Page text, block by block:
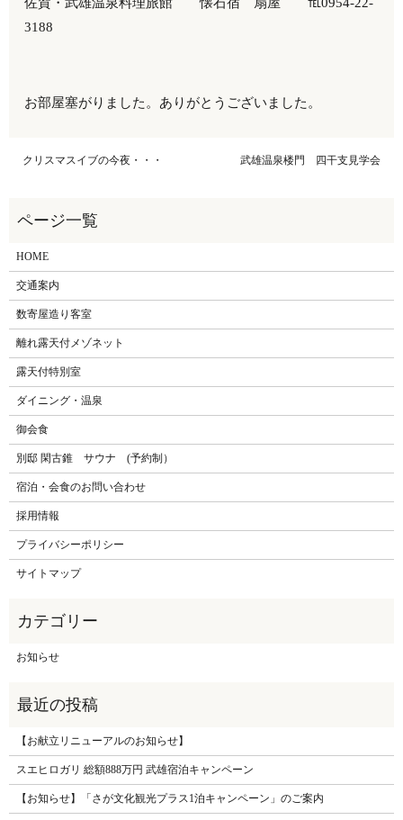
3188
お部屋塞がりました。ありがとうございました。
クリスマスイブの今夜・・・ 武雄温泉楼門 四干支見学会
HOME
交通案内
数寄屋造り客室
離れ露天付メゾネット
露天付特別室
ダイニング・温泉
御会食
別邸 閑古錐 サウナ (予約制）
宿泊・会食のお問い合わせ
採用情報
プライバシーポリシー
サイトマップ
お知らせ
【お献立リニューアルのお知らせ】
スエヒロガリ 総額888万円 武雄宿泊キャンペーン
【お知らせ】「さが文化観光プラス1泊キャンペーン」のご案内